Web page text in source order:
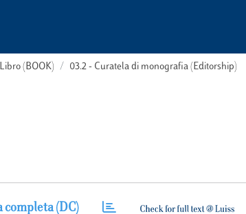
(BOOK) 03.2 - Curatela di monografia (Editorship)
completa (DC)